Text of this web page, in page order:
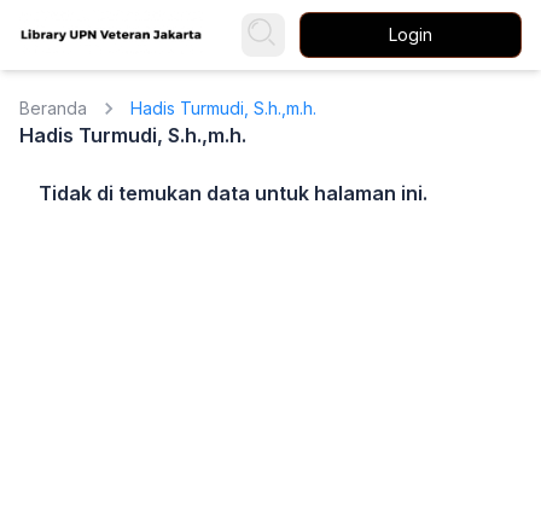
Login
Beranda Hadis Turmudi, S.h.,m.h.
Hadis Turmudi, S.h.,m.h.
Tidak di temukan data untuk halaman ini.